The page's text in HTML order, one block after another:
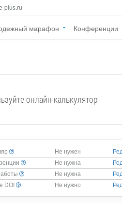
plus.ru
марафон Конференции
онлайн-калькулятор
Не нужен
Не нужна
Не нужна
DOI
Не нужно